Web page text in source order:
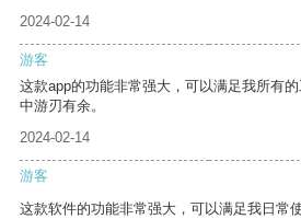
2024-02-14
游客
这款app的功能非常强大，可以满足我所有
中游刃有余。
2024-02-14
游客
这款软件的功能非常强大，可以满足我日常